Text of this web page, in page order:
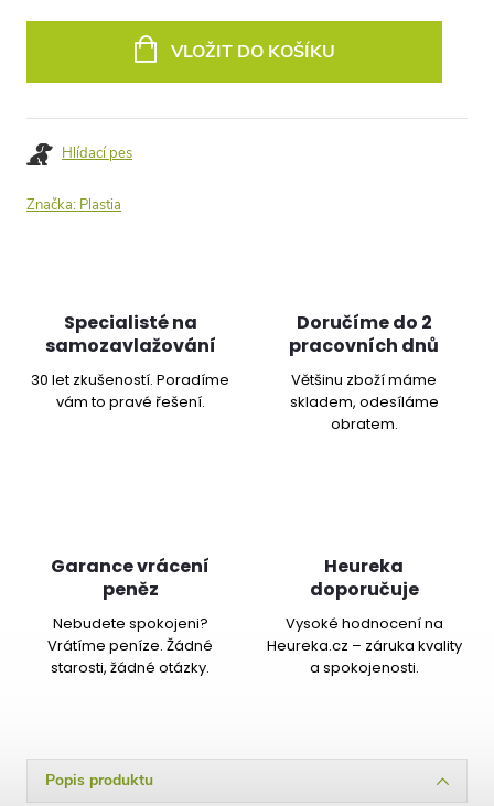
VLOŽIT DO KOŠÍKU
Hlídací pes
Značka: Plastia
Specialisté na
samozavlažování
30 let zkušeností. Poradíme
vám to pravé řešení.
Doručíme do 2
pracovních dnů
Většinu zboží máme
skladem, odesíláme
obratem.
Garance vrácení
peněz
Nebudete spokojeni?
Vrátíme peníze. Žádné
starosti, žádné otázky.
Heureka
doporučuje
Vysoké hodnocení na
Heureka.cz – záruka kvality
a spokojenosti.
Popis produktu